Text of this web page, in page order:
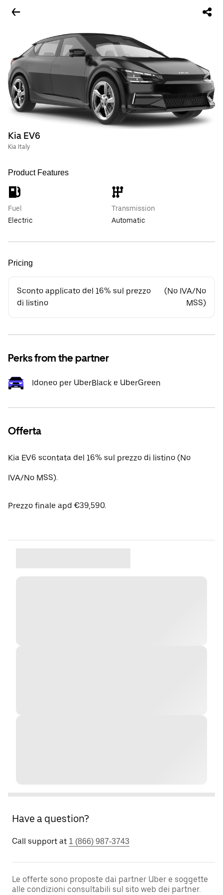
Kia EV6
Kia Italy
Product Features
Fuel
Electric
Transmission
Automatic
Pricing
Sconto applicato del 16% sul prezzo
di listino
(No IVA/No
MSS)
Perks from the partner
Idoneo per UberBlack e UberGreen
Offerta
Kia EV6 scontata del 16% sul prezzo di listino (No
IVA/No MSS).
Prezzo finale apd €39,590.
Have a question?
Call support at 1 (866) 987-3743
Le offerte sono proposte dai partner Uber e soggette
alle condizioni consultabili sul sito web dei partner.